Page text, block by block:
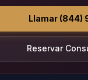
Llamar (844)
Reservar